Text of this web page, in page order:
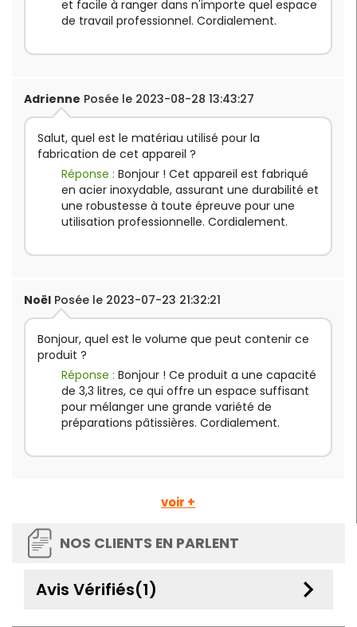
et facile à ranger dans n'importe quel espace
de travail professionnel. Cordialement.
Adrienne Posée le 2023-08-28 13:43:27
Salut, quel est le matériau utilisé pour la
fabrication de cet appareil ?
Réponse : Bonjour ! Cet appareil est fabriqué
en acier inoxydable, assurant une durabilité et
une robustesse à toute épreuve pour une
utilisation professionnelle. Cordialement.
Noël Posée le 2023-07-23 21:32:21
Bonjour, quel est le volume que peut contenir ce
produit ?
Réponse : Bonjour ! Ce produit a une capacité
de 3,3 litres, ce qui offre un espace suffisant
pour mélanger une grande variété de
préparations pâtissières. Cordialement.
voir +
NOS CLIENTS EN PARLENT
Avis Vérifiés(1) keyboard_arrow_down